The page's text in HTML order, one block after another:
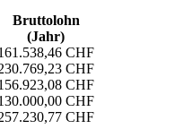
Bruttolohn
(Jahr)
CHF
CHF
CHF
CHF
CHF